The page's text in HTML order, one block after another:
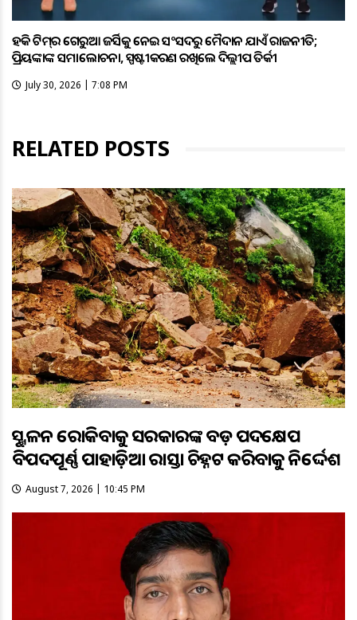
ହକି ଟିମ୍‌ର ଗେରୁଆ ଜର୍ସିକୁ ନେଇ ସଂସଦରୁ ମୈଦାନ ଯାଏଁ ରାଜନୀତି;
ପ୍ରିୟଙ୍କାଙ୍କ ସମାଲୋଚନା, ସ୍ପଷ୍ଟୀକରଣ ରଖିଲେ ଦିଲ୍ଲୀପ ତିର୍କୀ
July 30, 2026 | 7:08 PM
RELATED POSTS
ଭୂସ୍ଖଳନ ରୋକିବାକୁ ସରକାରଙ୍କ ବଡ଼ ପଦକ୍ଷେପ
ବିପଦପୂର୍ଣ୍ଣ ପାହାଡ଼ିଆ ରାସ୍ତା ଚିହ୍ନଟ କରିବାକୁ ନିର୍ଦ୍ଦେଶ
August 7, 2026 | 10:45 PM